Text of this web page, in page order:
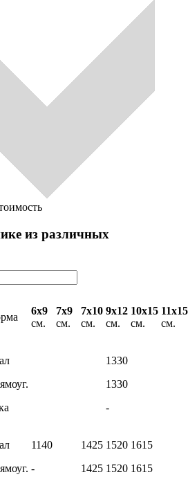
из различных
6х9
см.
7х9
см.
7х10
см.
9х12
см.
10х15
см.
11х15
см.
1330
1330
-
1140
-
1425
1425
1520
1520
1615
1615